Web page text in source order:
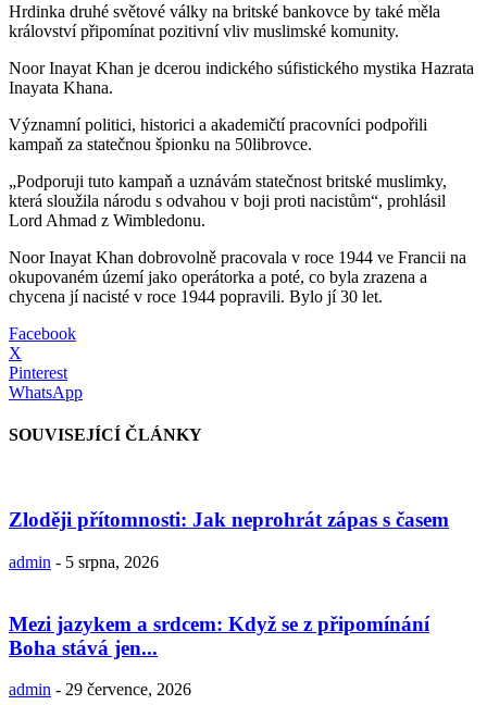
Hrdinka druhé světové války na britské bankovce by také měla
království připomínat pozitivní vliv muslimské komunity.
Noor Inayat Khan je dcerou indického súfistického mystika Hazrata
Inayata Khana.
Významní politici, historici a akademičtí pracovníci podpořili
kampaň za statečnou špionku na 50librovce.
„Podporuji tuto kampaň a uznávám statečnost britské muslimky,
která sloužila národu s odvahou v boji proti nacistům“, prohlásil
Lord Ahmad z Wimbledonu.
Noor Inayat Khan dobrovolně pracovala v roce 1944 ve Francii na
okupovaném území jako operátorka a poté, co byla zrazena a
chycena jí nacisté v roce 1944 popravili. Bylo jí 30 let.
Facebook
X
Pinterest
WhatsApp
SOUVISEJÍCÍ ČLÁNKY
Zloději přítomnosti: Jak neprohrát zápas s časem
admin - 5 srpna, 2026
Mezi jazykem a srdcem: Když se z připomínání
Boha stává jen...
admin - 29 července, 2026